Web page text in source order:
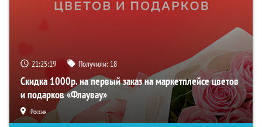
21:25:18 Получили: 18
Скидка 1000р. на первый заказ на маркетплейсе цветов
и подарков «Флаувау»
Россия